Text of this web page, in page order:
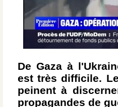
De Gaza à
est très difficile.
peinent à
propagandes de